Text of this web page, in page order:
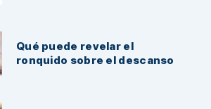
Qué puede revelar el
ronquido sobre el descanso